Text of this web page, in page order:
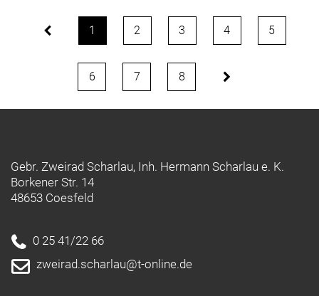
1 2 3 4 5
6 7 8
Gebr. Zweirad Scharlau, Inh. Hermann Scharlau e. K.
Borkener Str. 14
48653 Coesfeld
0 25 41/22 66
zweirad.scharlau@t-online.de